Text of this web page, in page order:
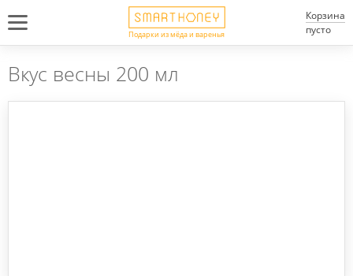
Подарки из мёда и варенья
Корзина
пусто
Вкус весны 200 мл